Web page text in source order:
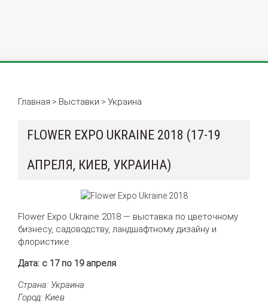
Главная > Выставки > Украина
FLOWER EXPO UKRAINE 2018 (17-19
АПРЕЛЯ, КИЕВ, УКРАИНА)
Flower Expo Ukraine 2018 — выставка по цветочному
бизнесу, садоводству, ландшафтному дизайну и
флористике.
Дата: с 17 по 19 апреля
Страна: Украина
Город: Киев